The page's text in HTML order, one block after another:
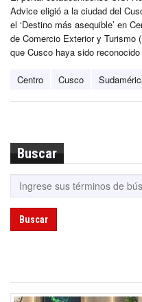
Advice eligió a la ciudad del
el ‘Destino más asequible’ en
de Comercio Exterior y Turismo
que Cusco haya sido
Centro Cusco
Buscar
Buscar